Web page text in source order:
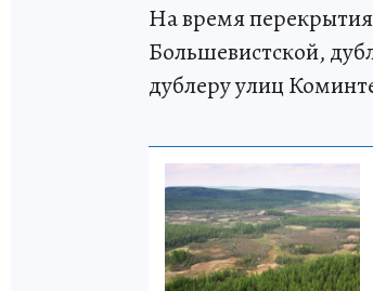
На время
Большевистской,
дублеру улиц